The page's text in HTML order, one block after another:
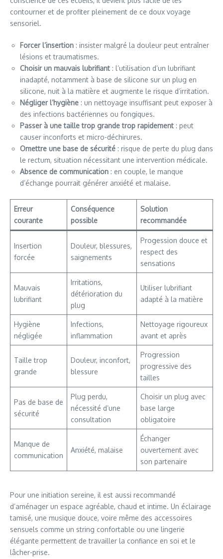
contourner et de profiter pleinement de ce doux voyage
sensoriel.
Forcer l’insertion : insister malgré la douleur peut entraîner
lésions et traumatismes.
Choisir un mauvais lubrifiant : l’utilisation d’un lubrifiant
inadapté, notamment à base de silicone sur un plug en
silicone, nuit à la matière et augmente le risque d’irritation.
Négliger l’hygiène : un nettoyage insuffisant peut exposer à
des infections bactériennes ou fongiques.
Passer à une taille trop grande trop rapidement : peut
causer inconforts et micro-déchirures.
Omettre une base de sécurité : risque de perte du plug dans
le rectum, situation nécessitant une intervention médicale.
Absence de communication : en couple, le manque
d’échange pourrait générer anxiété et malaise.
Erreur
courante
Conséquence
possible
Solution
recommandée
Insertion
forcée
Douleur, blessures,
saignements
Progession douce et
respect des
sensations
Mauvais
lubrifiant
Irritations,
détérioration du
plug
Utiliser lubrifiant
adapté à la matière
Hygiène
négligée
Infections,
inflammation
Nettoyage rigoureux
avant et après
Taille trop
grande
Douleur, inconfort,
blessure
Progression
progressive des
tailles
Pas de base de
sécurité
Plug perdu,
nécessité d’une
consultation
Choisir un plug avec
base large
obligatoire
Manque de
communication
Anxiété, malaise
Échanger
ouvertement avec
son partenaire
Pour une initiation sereine, il est aussi recommandé
d’aménager un espace agréable, chaud et intime. Un éclairage
tamisé, une musique douce, voire même des accessoires
sensuels comme un string confortable ou une lingerie
élégante permettent de travailler la confiance en soi et le
lâcher-prise.